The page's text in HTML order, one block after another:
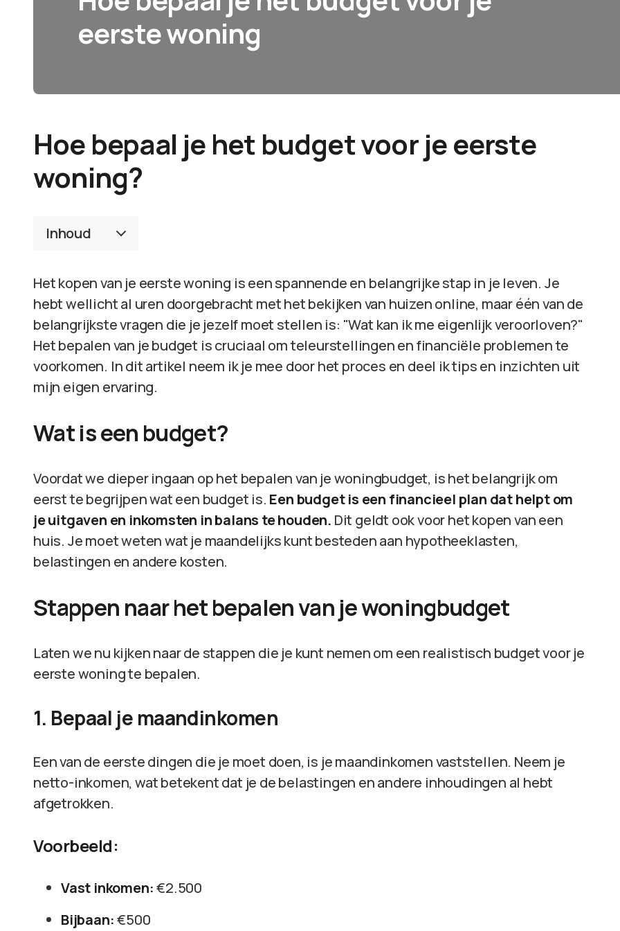
eerste woning
Hoe bepaal je het budget voor je eerste
woning?
Inhoud
Het kopen van je eerste woning is een spannende en belangrijke stap in je leven. Je
hebt wellicht al uren doorgebracht met het bekijken van huizen online, maar één van de
belangrijkste vragen die je jezelf moet stellen is: "Wat kan ik me eigenlijk veroorloven?"
Het bepalen van je budget is cruciaal om teleurstellingen en financiële problemen te
voorkomen. In dit artikel neem ik je mee door het proces en deel ik tips en inzichten uit
mijn eigen ervaring.
Wat is een budget?
Voordat we dieper ingaan op het bepalen van je woningbudget, is het belangrijk om
eerst te begrijpen wat een budget is. Een budget is een financieel plan dat helpt om
je uitgaven en inkomsten in balans te houden. Dit geldt ook voor het kopen van een
huis. Je moet weten wat je maandelijks kunt besteden aan hypotheeklasten,
belastingen en andere kosten.
Stappen naar het bepalen van je woningbudget
Laten we nu kijken naar de stappen die je kunt nemen om een realistisch budget voor je
eerste woning te bepalen.
1. Bepaal je maandinkomen
Een van de eerste dingen die je moet doen, is je maandinkomen vaststellen. Neem je
netto-inkomen, wat betekent dat je de belastingen en andere inhoudingen al hebt
afgetrokken.
Voorbeeld:
Vast inkomen:€2.500
Bijbaan:€500